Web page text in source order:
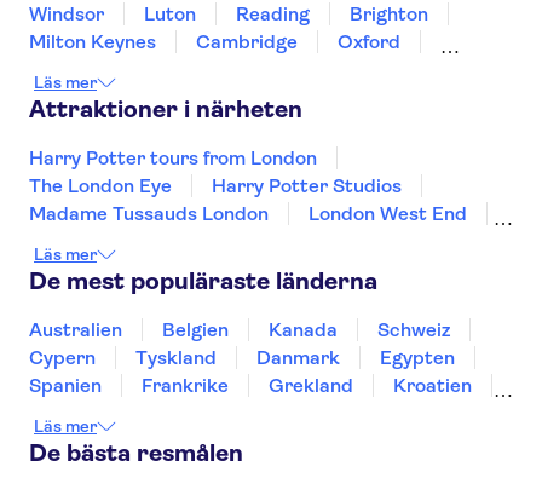
Windsor
Luton Reading
Brighton
Milton Keynes
Cambridge
Oxford
Portsmouth
Läs mer
Attraktioner i närheten
Harry Potter tours from London
The London Eye
Harry Potter Studios
Madame Tussauds London
London West End
Bussturer i London
Resor från Edinburgh
Shakespeare's Globe
Tower Bridge
Floden Themsen
King's Cross Station
The Scotch Whisky Experience
Sankt Paulskatedralen
Läs mer
De mest populäraste länderna
Australien Belgien Kanada
Schweiz
Cypern
Tyskland Danmark
Egypten
Spanien
Frankrike Grekland
Kroatien
Sverige
Thailand
Läs mer
De bästa resmålen